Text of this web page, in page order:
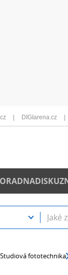
DIGIarena.cz
Studiová fototechnika